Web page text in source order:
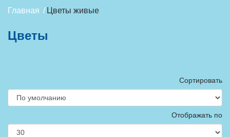
Главная Цветы живые
Цветы
Сортировать
Отображать по